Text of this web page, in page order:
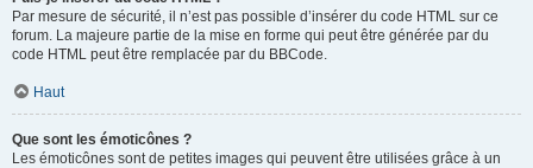
Par mesure de sécurité, il n’est pas possible d’insérer du code HTML sur ce
forum. La majeure partie de la mise en forme qui peut être générée par du
code HTML peut être remplacée par du BBCode.
Haut
Que sont les émoticônes ?
Les émoticônes sont de petites images qui peuvent être utilisées grâce à un